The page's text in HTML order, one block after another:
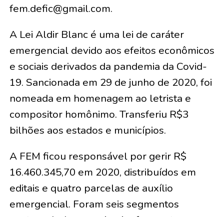
fem.defic@gmail.com.
A Lei Aldir Blanc é uma lei de caráter
emergencial devido aos efeitos econômicos
e sociais derivados da pandemia da Covid-
19. Sancionada em 29 de junho de 2020, foi
nomeada em homenagem ao letrista e
compositor homônimo. Transferiu R$3
bilhões aos estados e municípios.
A FEM ficou responsável por gerir R$
16.460.345,70 em 2020, distribuídos em
editais e quatro parcelas de auxílio
emergencial. Foram seis segmentos